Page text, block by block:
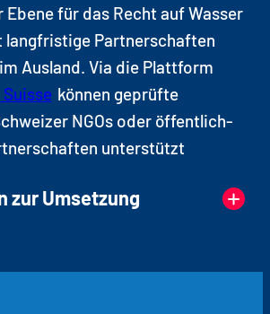
für das Recht auf Wasser
langfristige Partnerschaften
Ausland. Via die Plattform
können geprüfte
NGOs oder öffentlich-
unterstützt
zur Umsetzung
von Arbeitszeit für ein